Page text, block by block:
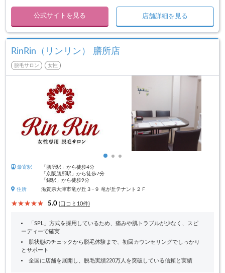
公式サイトを見る 店舗詳細を見る
RinRin（リンリン） 膳所店
脱毛サロン 女性
最寄駅
「膳所駅」から徒歩4分
「京阪膳所駅」から徒歩7分
「錦駅」から徒歩9分
住所
滋賀県大津市竜が丘３−９ 竜が丘テナント２Ｆ
5.0 (口コミ10件)
「SPL」方式を採用しているため、痛みや肌トラブルが少なく、スピ
ーディーで確実
肌状態のチェックから脱毛体験まで、初回カウンセリングでしっかり
とサポート
全国に店舗を展開し、脱毛実績220万人を突破している信頼と実績